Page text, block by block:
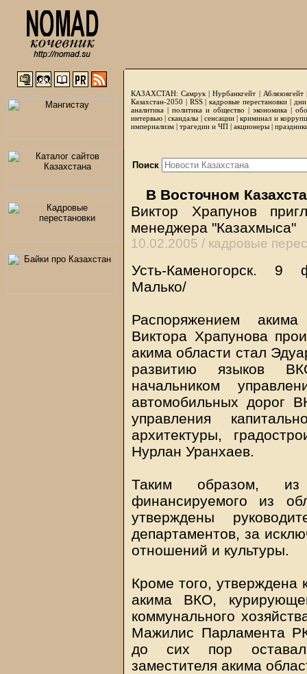
КАЗАХСТАН: Самрук |Нурбанкгейт | Аблязовгейт
Казахстан-2050 | RSS|кадровые перестановки|
аналитика | политика и общество | экономика |
интервью |скандалы | сенсации|криминал и
империализм | трагедии и ЧП | акционеры |
Поиск
В Восточном
Виктор Храпунов
менеджера "Казахмыса"
10.02.2005 / кадровые
Усть-Каменогорск.
Малько/
Распоряжением акима
Виктора Храпунова
акима области стал
развитию языков
начальником
автомобильных дорог
управления
архитектуры,
Нурлан Уранхаев.
Таким образом, из
финансируемого из
утверждены
департаментов, за
отношений и культуры.
Кроме того, утверждена
акима ВКО,
коммунального
Мажилис Парламента
до сих пор
заместителя акима